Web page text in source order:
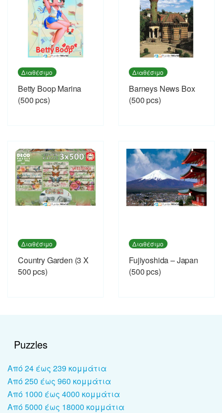
Διαθέσιμο
Betty Boop Marina
(500 pcs)
Διαθέσιμο
Barneys News Box
(500 pcs)
Διαθέσιμο
Country Garden (3 X
500 pcs)
Διαθέσιμο
Fujiyoshida – Japan
(500 pcs)
Puzzles
Από 24 έως 239 κομμάτια
Από 250 έως 960 κομμάτια
Από 1000 έως 4000 κομμάτια
Από 5000 έως 18000 κομμάτια